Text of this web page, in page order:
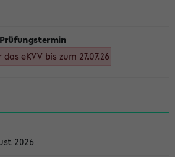
eKVV bis zum 27.07.26
2026